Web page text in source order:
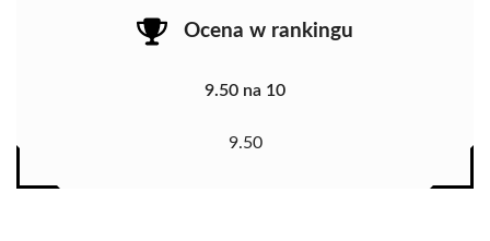
Ocena w rankingu
9.50 na 10
9.50